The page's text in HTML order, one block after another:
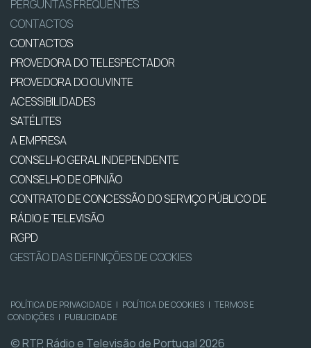
PERGUNTAS FREQUENTES
CONTACTOS
CONTACTOS
PROVEDORA DO TELESPECTADOR
PROVEDORA DO OUVINTE
ACESSIBILIDADES
SATÉLITES
A EMPRESA
CONSELHO GERAL INDEPENDENTE
CONSELHO DE OPINIÃO
CONTRATO DE CONCESSÃO DO SERVIÇO PÚBLICO DE
RÁDIO E TELEVISÃO
RGPD
GESTÃO DAS DEFINIÇÕES DE COOKIES
POLÍTICA DE PRIVACIDADE | POLÍTICA DE COOKIES | TERMOS E
CONDIÇÕES | PUBLICIDADE
© RTP, Rádio e Televisão de Portugal 2026